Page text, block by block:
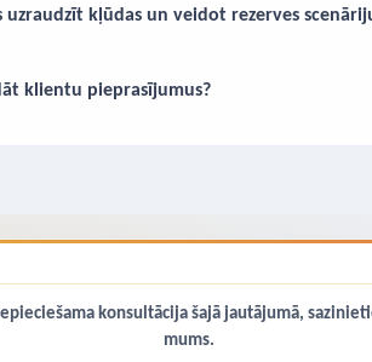
uzraudzīt kļūdas un veidot rezerves
klientu pieprasījumus?
konsultācija šajā jautājumā,
mums.